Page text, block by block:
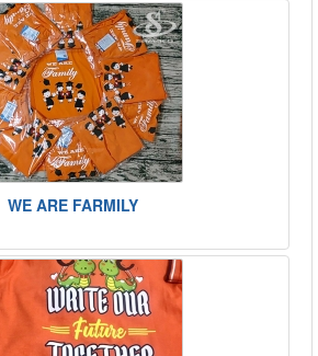
WE ARE FARMILY